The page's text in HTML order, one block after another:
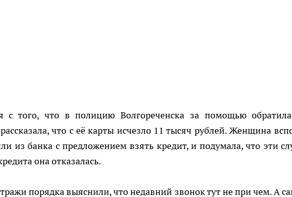
с того, что в полицию Волгореченска за помощью
что с её карты исчезло 11 тысяч рублей. Женщина
из банка с предложением взять кредит, и подумала, что эти
она отказалась.
порядка выяснили, что недавний звонок тут не при чем. А